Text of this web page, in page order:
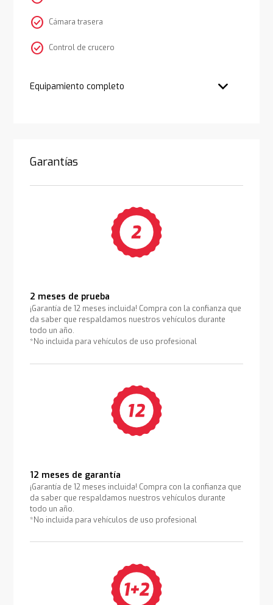
check_circle Cámara trasera
check_circle Control de crucero
Equipamiento completo
Garantías
2 meses de prueba
¡Garantía de 12 meses incluida! Compra con la confianza que
da saber que respaldamos nuestros vehículos durante
todo un año.
*No incluida para vehículos de uso profesional
12 meses de garantía
¡Garantía de 12 meses incluida! Compra con la confianza que
da saber que respaldamos nuestros vehículos durante
todo un año.
*No incluida para vehículos de uso profesional